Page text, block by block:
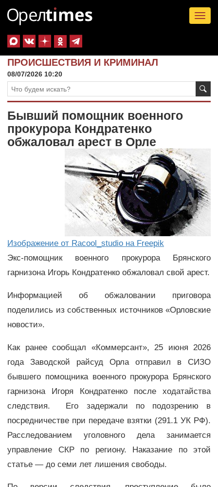
ПРОИСШЕСТВИЯ И КРИМИНАЛ
08/07/2026 10:20
Бывший помощник военного
прокурора Кондратенко
обжаловал арест в Орле
Изображение от Racool_studio на Freepik
Экс-помощник военного прокурора Брянского
гарнизона Игорь Кондратенко обжаловал свой арест.
Информацией об обжаловании приговора
поделились из собственных источников «Орловские
новости».
Как ранее сообщал «Коммерсант», 25 июня 2026
года Заводской райсуд Орла отправил в СИЗО
бывшего помощника военного прокурора Брянского
гарнизона Игоря Кондратенко после ходатайства
следствия. Его задержали по подозрению в
посредничестве при передаче взятки (291.1 УК РФ).
Расследованием уголовного дела занимается
управление СКР по региону. Наказание по этой
статье — до семи лет лишения свободы.